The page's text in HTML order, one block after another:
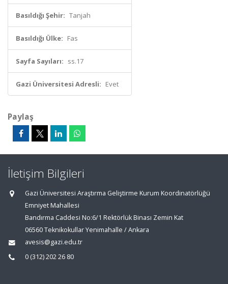
Basıldığı Şehir: Tanjah
Basıldığı Ülke: Fas
Sayfa Sayıları: ss.17
Gazi Üniversitesi Adresli: Evet
Paylaş
İletişim Bilgileri
Gazi Üniversitesi Araştırma Geliştirme Kurum Koordinatörlüğü
Emniyet Mahallesi
Bandırma Caddesi No:6/1 Rektörlük Binası Zemin Kat
06560 Teknikokullar Yenimahalle / Ankara
avesis@gazi.edu.tr
0 (312) 202 26 80